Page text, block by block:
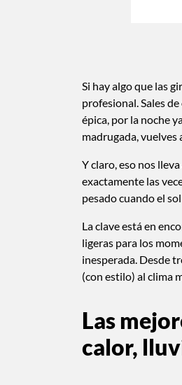
Si hay algo que las
profesional. Sales
épica, por la noche
madrugada, vuelves
Y claro, eso nos
exactamente las
pesado cuando el
La clave está en
ligeras para los
inesperada. Desde
(con estilo) al clima
Las
calor,